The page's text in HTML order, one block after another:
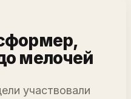
мелочей
участвовали